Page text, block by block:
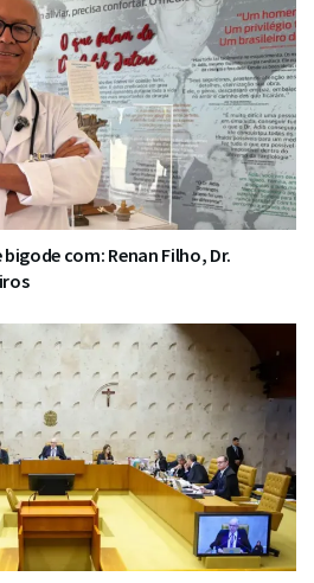
com: Renan Filho, Dr.